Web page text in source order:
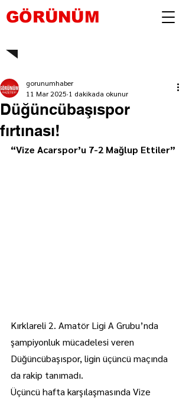
GÖRÜNÜM
Düğüncübaşıspor
fırtınası!
gorunumhaber
11 Mar 2025 1 dakikada okunur
“Vize Acarspor’u 7-2 Mağlup Ettiler”
Kırklareli 2. Amatör Ligi A Grubu’nda
şampiyonluk mücadelesi veren
Düğüncübaşıspor, ligin üçüncü maçında
da rakip tanımadı.
Üçüncü hafta karşılaşmasında Vize